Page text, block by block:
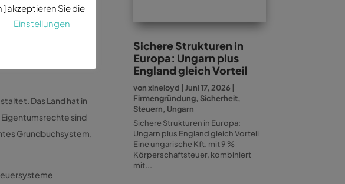
eine effiziente
und maximale
Das Land hat in
Eigentumsrechte sind
Grundbuchsystem,
Sichere Strukturen in
Europa: Ungarn plus
England gleich Vorteil
vonxineloyd |Juni 17, 2026
Firmengründung, Sicherheit,
Steuern, Ungarn
Sichere Strukturen in Europa:
Ungarn plus England gleich Vorteil
Eine ungarische Kft. mit 9 %
Körperschaftsteuer, kombiniert
mit...
] akzeptieren Sie die
Einstellungen